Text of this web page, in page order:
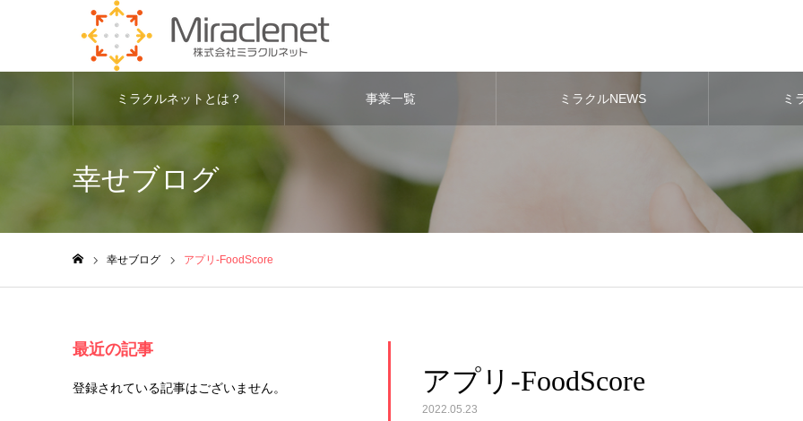
ミラクルネットとは？ 事業一覧 ミラクルNEWS ミ
幸せブログ
幸せブログ アプリ-FoodScore
アプリ-FoodScore
2022.05.23
最近の記事
登録されている記事はございません。